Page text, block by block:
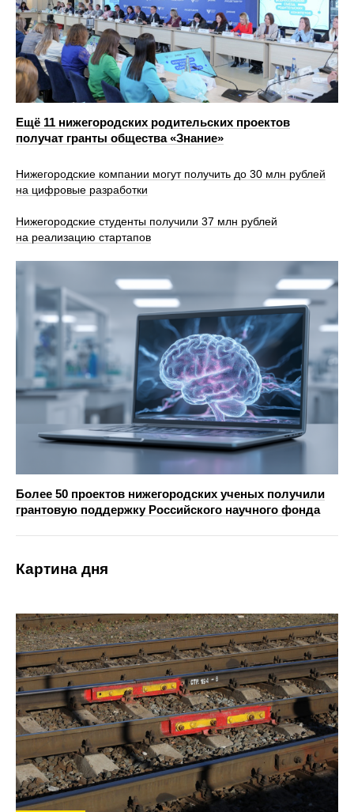
Ещё 11 нижегородских родительских проектов
получат гранты общества «Знание»
Нижегородские компании могут получить до 30 млн рублей
на цифровые разработки
Нижегородские студенты получили 37 млн рублей
на реализацию стартапов
Более 50 проектов нижегородских ученых получили
грантовую поддержку Российского научного фонда
Картина дня